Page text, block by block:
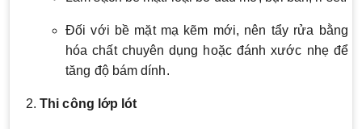
Đối với bề mặt mạ kẽm mới, nên tẩy rửa bằng
hóa chất chuyên dụng hoặc đánh xước nhẹ để
tăng độ bám dính.
Thi công lớp lót